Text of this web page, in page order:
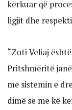
kërkuar që
ligjit dhe
“Zoti Veliaj
Pritshmëritë
me sistemin e
dimë se me kë